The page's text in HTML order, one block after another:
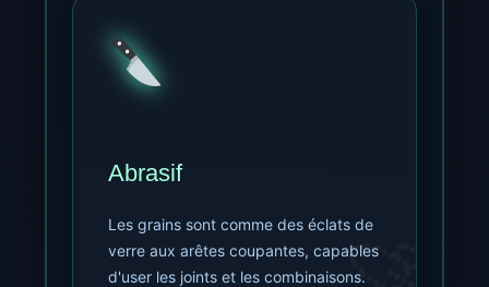
Abrasif
Les grains sont comme des éclats de
verre aux arêtes coupantes, capables
d'user les joints et les combinaisons.